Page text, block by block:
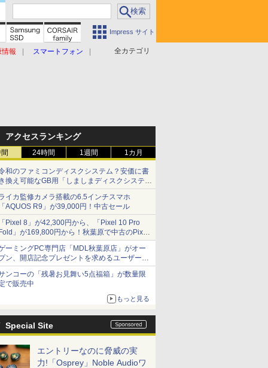
Impress サイト
全カテゴリ
情報 スマートフォン
アクセスランキング
24時間 1週間 1カ月
和のファミコンディスクシステム？安価に書
換え可能なGB用「しましまディスクシステ
」
イカ監修カメラ搭載の6.5インチスマホ
AQUOS R9」が39,000円！中古セール
Pixel 8」が42,300円から、「Pixel 10 Pro
」が169,800円から！秋葉原で中古のPixel
リーズがお買い得
ーミングPC専門店「MDL秋葉原店」がオー
ン、開店記念プレゼントを求めるユーザーが
し寄せ長蛇の列に
ンコーの「残暑お見舞い5点福箱」が数量限
で販売中
もっと見る
Special Site
エントリーなのに脅威の実
力!「Osprey」Noble Audioワ